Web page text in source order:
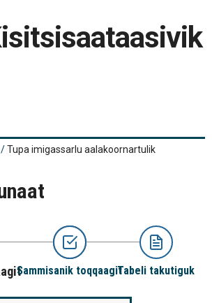
/Tupa imigassarlu aalakoornartulik
Sammisanik toqqaagitTabeli takutiguk